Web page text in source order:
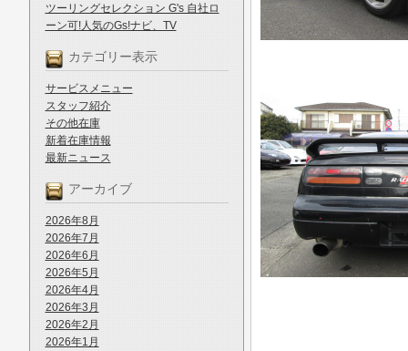
ツーリングセレクション G's 自社ロ
ーン可!人気のGs!ナビ、TV
カテゴリー表示
サービスメニュー
スタッフ紹介
その他在庫
新着在庫情報
最新ニュース
アーカイブ
2026年8月
2026年7月
2026年6月
2026年5月
2026年4月
2026年3月
2026年2月
2026年1月